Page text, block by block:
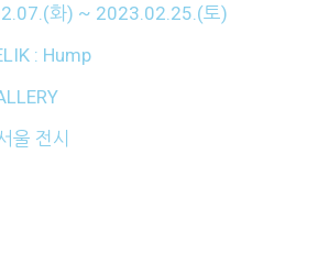
화) ~ 2023.02.25.(토)
: Hump
울 전시